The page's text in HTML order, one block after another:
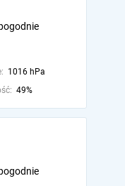
1016 hPa
49%